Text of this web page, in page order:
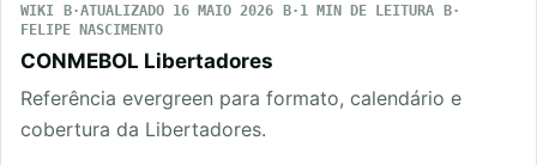
WIKI ATUALIZADO 16 MAIO 2026
1 MIN DE LEITURA
FELIPE NASCIMENTO
CONMEBOL Libertadores
Referência evergreen para formato, calendário e
cobertura da Libertadores.